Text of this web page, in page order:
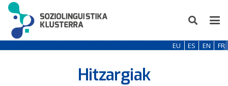
EU ES EN FR
Hitzargiak